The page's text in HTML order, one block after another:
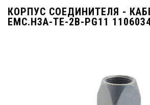
КОРПУС СОЕДИНИТЕЛЯ -
EMC.H3A-TE-2B-PG11